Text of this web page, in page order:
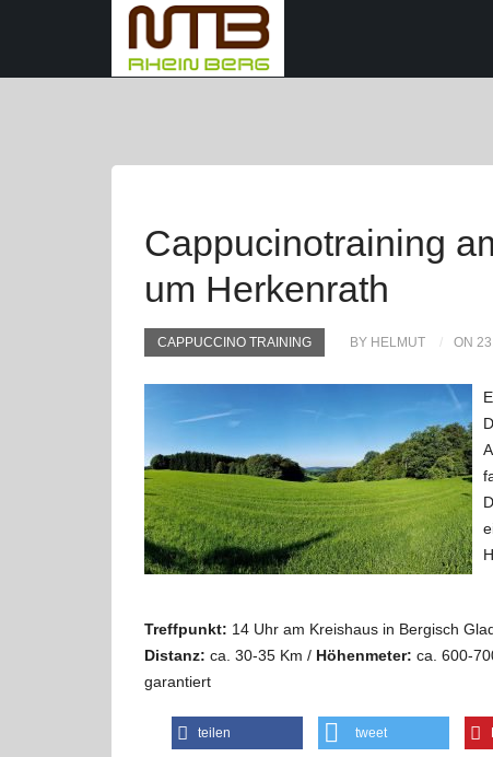
Cappucinotraining
um Herkenrath
CAPPUCCINO TRAINING BY HELMUT ON
Treffpunkt: 14 Uhr am Kreishaus in Bergisch
Distanz: ca. 30-35 Km / Höhenmeter: ca. 600-
garantiert
teilen tweet